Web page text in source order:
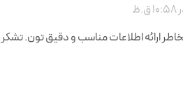
ارائه اطلاعات مناسب و دقیق تون. تشکر